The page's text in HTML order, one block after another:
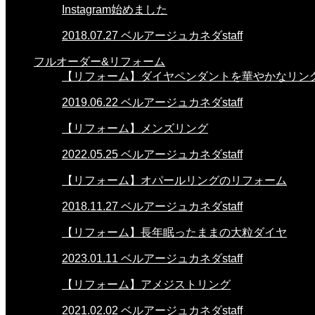
Instagram始めました
2018.07.27 ベルアージュカネダstaff
フルオーダー&リフォーム
【リフォーム】ダイヤペンダントを華やかなリン
2019.06.22 ベルアージュカネダstaff
【リフォーム】メンズリング
2022.05.25 ベルアージュカネダstaff
【リフォーム】オパールリングのリフォーム
2018.11.27 ベルアージュカネダstaff
【リフォーム】長年眠ったままの大粒ダイヤ
2023.01.11 ベルアージュカネダstaff
【リフォーム】アメジストリング
2021.02.02 ベルアージュカネダstaff